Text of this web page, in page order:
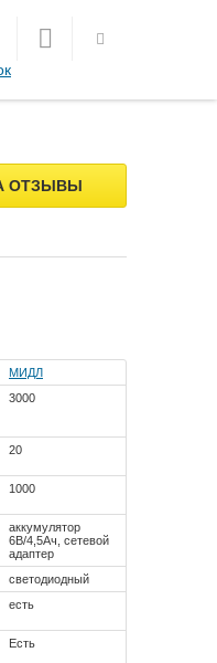
ОТЗЫВЫ
МИДЛ
3000
20
1000
аккумулятор
6В/4,5Ач, сетевой
адаптер
светодиодный
есть
Есть